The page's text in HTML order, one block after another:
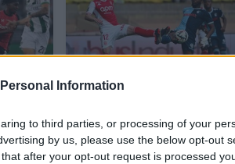
Information
to third parties, or processing of your
by us, please use the below opt-out
after your opt-out request is processed
įvarčių, „Monaco“ ir
„Marseille“ pergalės